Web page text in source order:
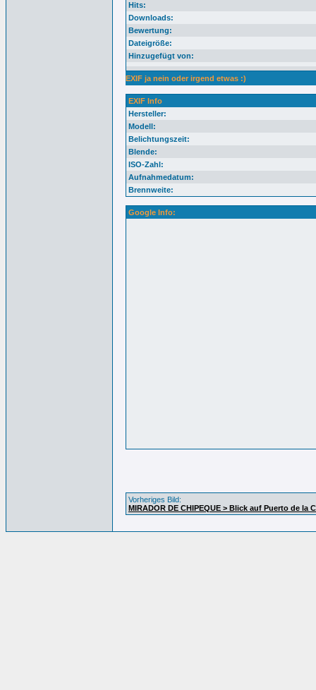
Hits:
Downloads:
Bewertung:
Dateigröße:
Hinzugefügt von:
EXIF ja nein oder irgend etwas :)
EXIF Info
Hersteller:
Modell:
Belichtungszeit:
Blende:
ISO-Zahl:
Aufnahmedatum:
Brennweite:
Google Info:
Vorheriges Bild:
MIRADOR DE CHIPEQUE > Blick auf Puerto de la